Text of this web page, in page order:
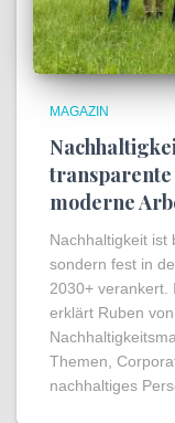
MAGAZIN
moderne
Nachhaltigkeit ist
sondern fest in
2030+ verankert.
erklärt Ruben
Themen,
nachhaltiges